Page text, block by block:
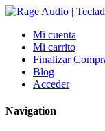
Mi cuenta
Mi carrito
Finalizar
Blog
Acceder
Navigation